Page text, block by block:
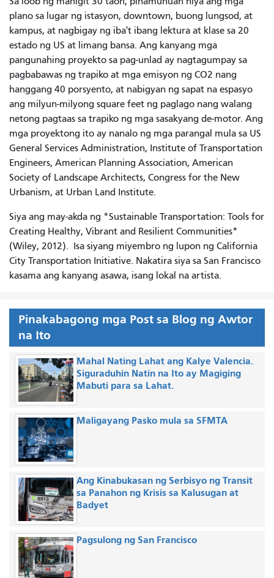
plano sa lugar ng istasyon, downtown, buong lungsod, at
kampus, at nagbigay ng iba't ibang lektura at klase sa 20
estado ng US at limang bansa. Ang kanyang mga
pangunahing proyekto sa pag-unlad ay nagtagumpay sa
pagbabawas ng trapiko at mga emisyon ng CO2 nang
hanggang 40 porsyento, at nabigyan ng sapat na espasyo
ang milyun-milyong square feet ng paglago nang walang
netong pagtaas sa trapiko ng mga sasakyang de-motor. Ang
mga proyektong ito ay nanalo ng mga parangal mula sa US
General Services Administration, Institute of Transportation
Engineers, American Planning Association, American
Society of Landscape Architects, Congress for the New
Urbanism, at Urban Land Institute.
Siya ang may-akda ng *Sustainable Transportation: Tools for
Creating Healthy, Vibrant and Resilient Communities*
(Wiley, 2012). Isa siyang miyembro ng lupon ng California
City Transportation Initiative. Nakatira siya sa San Francisco
kasama ang kanyang asawa, isang lokal na artista.
Pinakabagong mga Post sa Blog ng Awtor
na Ito
Mahal Nating Lahat ang Kalye Valencia.
Siguraduhin Natin na Ito ay Magiging
Mabuti para sa Lahat.
Maligayang Pasko mula sa SFMTA
Ang Kinabukasan ng Serbisyo ng Transit
sa Panahon ng Krisis sa Kalusugan at
Badyet
Pagsulong ng San Francisco